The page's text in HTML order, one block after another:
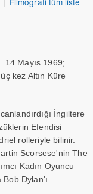
14 Mayıs 1969;
kez Altın Küre
İngiltere
Efendisi
rolleriyle bilinir.
Scorsese'nin The
Kadın Oyuncu
Bob Dylan'ı